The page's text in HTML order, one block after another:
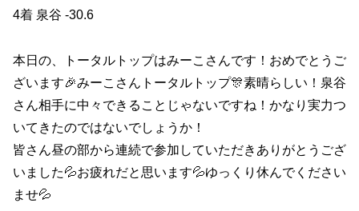
4着 泉谷 -30.6
本日の、トータルトップはみーこさんです！おめでとうご
ざいます🎉みーこさんトータルトップ🎊素晴らしい！泉谷
さん相手に中々できることじゃないですね！かなり実力つ
いてきたのではないでしょうか！
皆さん昼の部から連続で参加していただきありがとうござ
いました💦お疲れだと思います💦ゆっくり休んでください
ませ💦